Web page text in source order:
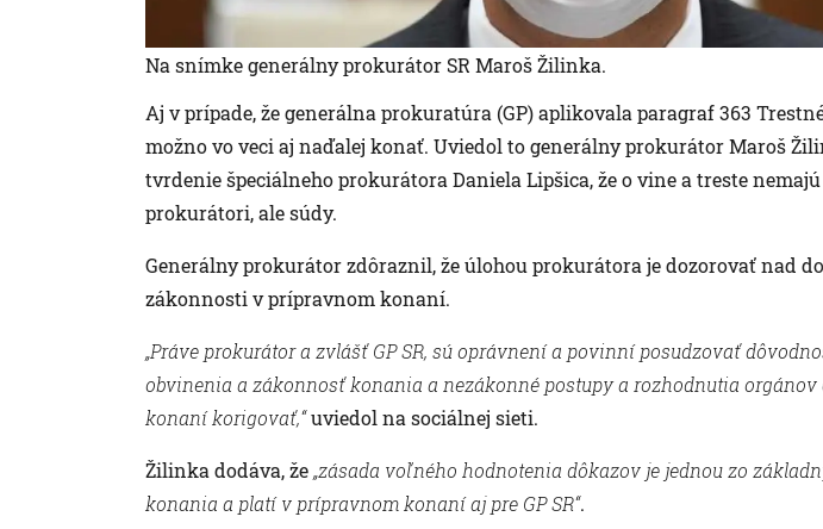
Na snímke generálny prokurátor SR Maroš Žilinka.
Aj v prípade, že generálna prokuratúra (GP) aplikovala paragraf 363
možno vo veci aj naďalej konať. Uviedol to generálny prokurátor Maroš
tvrdenie špeciálneho prokurátora Daniela Lipšica, že o vine a treste
prokurátori, ale súdy.
Generálny prokurátor zdôraznil, že úlohou prokurátora je dozorovať nad
zákonnosti v prípravnom konaní.
„Práve prokurátor a zvlášť GP SR, sú oprávnení a povinní posudzovať
obvinenia a zákonnosť konania a nezákonné postupy a rozhodnutia
konaní korigovať,“uviedol na sociálnej sieti.
Žilinka dodáva, že„zásada voľného hodnotenia dôkazov je jednou zo
konania a platí v prípravnom konaní aj pre GP SR“.